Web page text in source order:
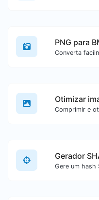
PNG para
Otimizar
Gerador